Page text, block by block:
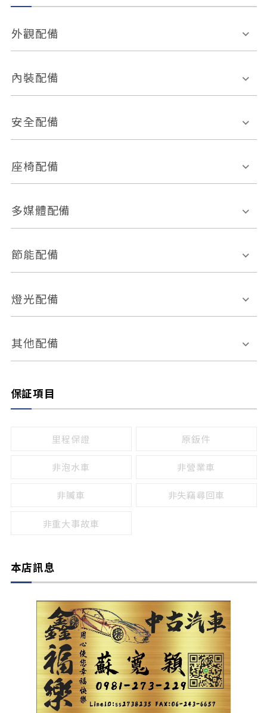
外觀配備
電動天窗
後視鏡方向指示燈
內裝配備
多功能方向盤
恆溫空調
安全配備
前座正面氣囊
ABS防鎖死
車道偏離警示
自動停車系統 盲點偵測系統
倒車雷達
座椅配備
皮椅
無
有
多媒體配備
外部音源接入
節能配備
引擎啟閉系統
燈光配備
感應頭燈
頭燈光源
其他配備
保証項目
里程保證 原鈑件
非泡水車 非營業車
非贓車 非失竊尋回車
非重大事故車
本店訊息